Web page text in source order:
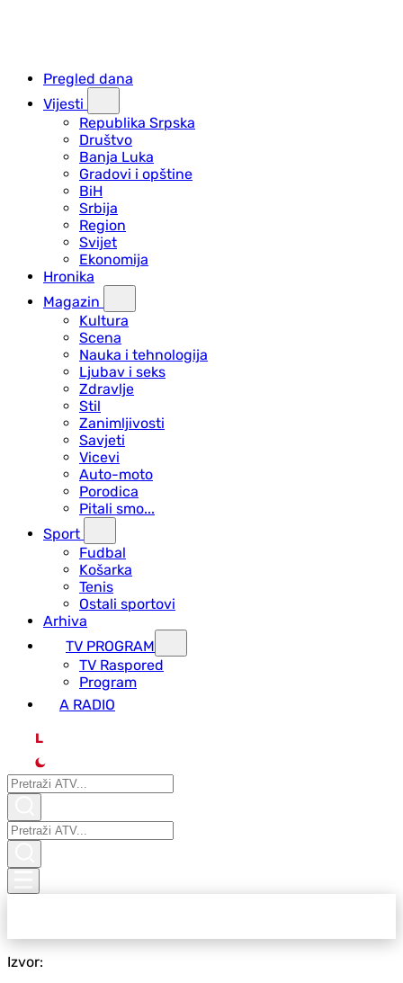
Pregled dana
Vijesti
Republika Srpska
Društvo
Banja Luka
Gradovi i opštine
BiH
Srbija
Region
Svijet
Ekonomija
Hronika
Magazin
Kultura
Scena
Nauka i tehnologija
Ljubav i seks
Zdravlje
Stil
Zanimljivosti
Savjeti
Vicevi
Auto-moto
Porodica
Pitali smo...
Sport
Fudbal
Košarka
Tenis
Ostali sportovi
Arhiva
TV PROGRAM
ТV Raspored
Program
A RADIO
L
Izvor: